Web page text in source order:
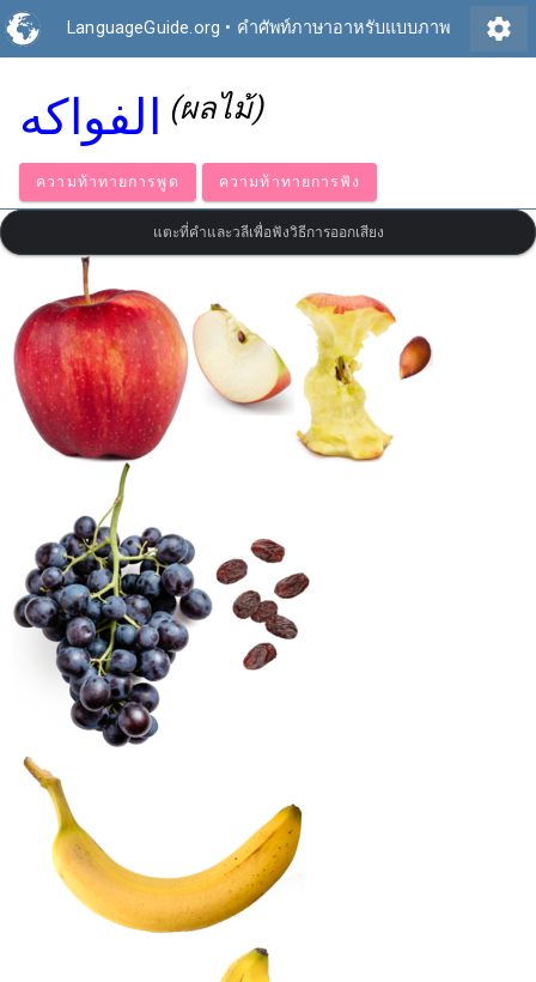
LanguageGuide.org • คำศัพท์ภาษาอาหรับแบบภาพ settings
الفواكه (ผลไม้)
ความท้าทายการพูด ความท้าทายการฟัง
แตะที่คำและวลีเพื่อฟังวิธีการออกเสียง